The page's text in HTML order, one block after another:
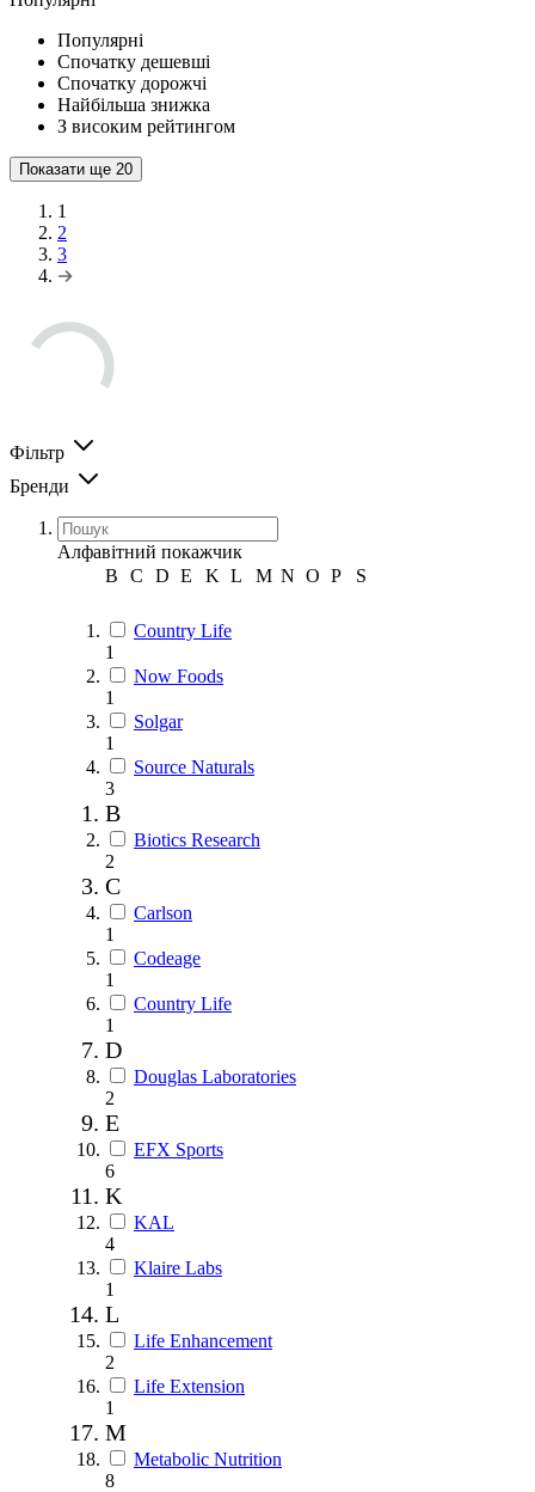
Популярні
Спочатку дешевші
Спочатку дорожчі
Найбільша знижка
З високим рейтингом
Показати ще 20
1
2
3
Фільтр
Бренди
Алфавітний покажчик
B
C D E K L M N O P S
Country Life
1
Now Foods
1
Solgar
1
Source Naturals
3
B
Biotics Research
2
C
Carlson
1
Codeage
1
Country Life
1
D
Douglas Laboratories
2
E
EFX Sports
6
K
KAL
4
Klaire Labs
1
L
Life Enhancement
2
Life Extension
1
M
Metabolic Nutrition
8